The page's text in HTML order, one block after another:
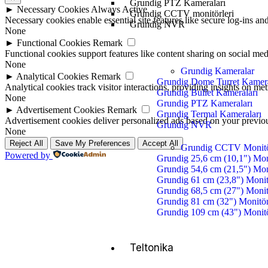
Grundig PTZ Kameraları
Grundig CCTV monitörleri
Grundig NVR
Grundig Kameralar
Grundig Dome Turret
Grundig Bullet Kameraları
Grundig PTZ Kameraları
Grundig Termal Kameraları
Grundig NVR
Grundig CCTV
Grundig 25,6 cm (10,1")
Grundig 54,6 cm (21,5")
Grundig 61 cm (23,8")
Grundig 68,5 cm (27")
Grundig 81 cm (32")
Grundig 109 cm (43")
Teltonika
► Necessary Cookies Always Active
Necessary cookies enable essential site features like secure log-ins
None
► Functional Cookies Remark
Functional cookies support features like content sharing on social
None
► Analytical Cookies Remark
Analytical cookies track visitor interactions, providing insights on
None
► Advertisement Cookies Remark
Advertisement cookies deliver personalized ads based on your
None
Reject All Save My Preferences Accept All
Powered by